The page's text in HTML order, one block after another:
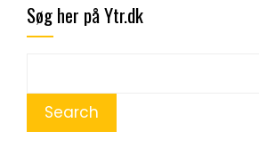
Søg her på Ytr.dk